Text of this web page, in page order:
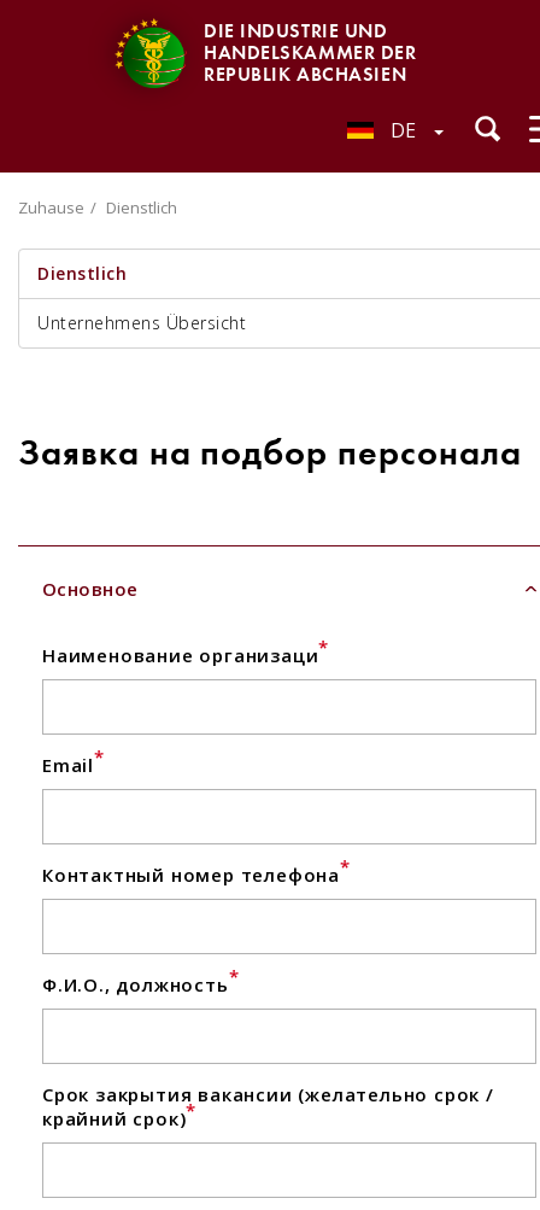
DIE INDUSTRIE UND
HANDELSKAMMER DER
REPUBLIK ABCHASIEN
DE
Zuhause Dienstlich
Dienstlich
Unternehmens Übersicht
Заявка на подбор персонала
Основное
Наименование организаци*
Email*
Контактный номер телефона*
Ф.И.О., должность*
Срок закрытия вакансии (желательно срок /
крайний срок)*